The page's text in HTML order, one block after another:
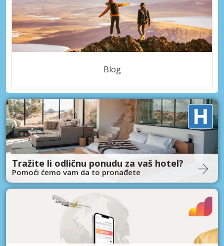
Blog
Tražite li odličnu ponudu za vaš hotel?
Pomoći ćemo vam da to pronađete